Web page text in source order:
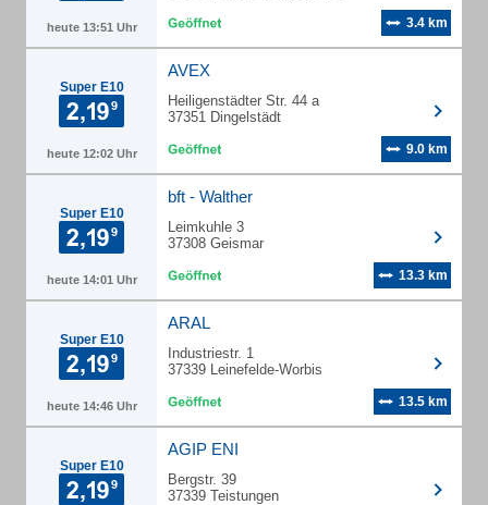
heute 13:51 Uhr 3.4 km
Super E10
heute 12:02 Uhr
AVEX
Heiligenstädter Str. 44 a
37351 Dingelstädt
9.0 km
Super E10
heute 14:01 Uhr
bft - Walther
Leimkuhle 3
37308 Geismar
13.3 km
Super E10
heute 14:46 Uhr
ARAL
Industriestr. 1
37339 Leinefelde-Worbis
13.5 km
Super E10
AGIP ENI
Bergstr. 39
37339 Teistungen